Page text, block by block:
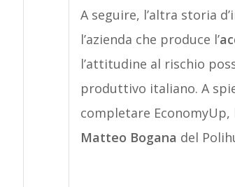
A seguire, l’altra storia
l’azienda che produce l’
l’attitudine al rischio
produttivo italiano. A
completare EconomyUp,
Matteo Bogana del